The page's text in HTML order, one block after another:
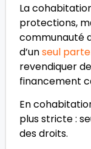
La
protections,
communauté
d’unseul
revendiquer
financement
En
plus stricte :
des droits.